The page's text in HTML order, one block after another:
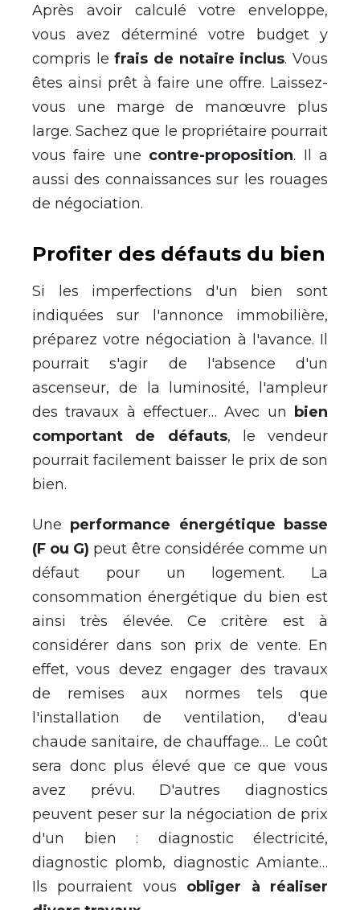
Après avoir calculé votre enveloppe,
vous avez déterminé votre budget y
compris lefrais de notaire inclus. Vous
êtes ainsi prêt à faire une offre. Laissez-
vous une marge de manœuvre plus
large. Sachez que le propriétaire pourrait
vous faire une contre-proposition. Il a
aussi des connaissances sur les rouages
de négociation.
Profiter des défauts du bien
Si les imperfections d'un bien sont
indiquées sur l'annonce immobilière,
préparez votre négociation à l'avance. Il
pourrait s'agir de l'absence d'un
ascenseur, de la luminosité, l'ampleur
des travaux à effectuer… Avec un bien
comportant de défauts, le vendeur
pourrait facilement baisser le prix de son
bien.
Une performance énergétique basse
(F ou G) peut être considérée comme un
défaut pour un logement. La
consommation énergétique du bien est
ainsi très élevée. Ce critère est à
considérer dans son prix de vente. En
effet, vous devez engager des travaux
de remises aux normes tels que
l'installation de ventilation, d'eau
chaude sanitaire, de chauffage… Le coût
sera donc plus élevé que ce que vous
avez prévu. D'autres diagnostics
peuvent peser sur la négociation de prix
d'un bien : diagnostic électricité,
diagnostic plomb, diagnostic Amiante…
Ils pourraient vous obliger à réaliser